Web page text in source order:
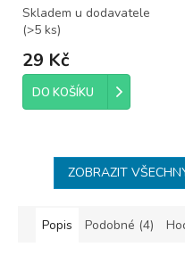
Skladem u dodavatele
(>5 ks)
29 Kč
DO KOŠÍKU
ZOBRAZIT
Popis Podobné (4)